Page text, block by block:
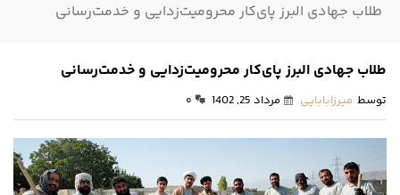
طلاب جهادی البرز پای‌کار محرومیت‌زدایی و خدمت‌رسانی
طلاب جهادی البرز پای‌کار محرومیت‌زدایی و خدمت‌رسانی
توسط میرزابابایی مرداد 25, 1402 ۰